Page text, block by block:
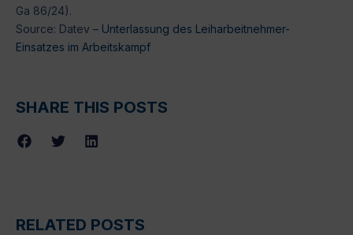
Ga 86/24).
Source: Datev – Unterlassung des Leiharbeitnehmer-
Einsatzes im Arbeitskampf
SHARE THIS POSTS
RELATED POSTS